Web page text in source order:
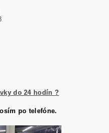
do 24 hodín ?
po telefóne.